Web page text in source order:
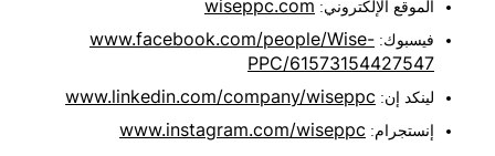
الموقع الإلكتروني:wiseppc.com
فيسبوك:www.facebook.com/people/Wise-
PPC/61573154427547
لينكد إن:www.linkedin.com/company/wiseppc
إنستجرام:www.instagram.com/wiseppc